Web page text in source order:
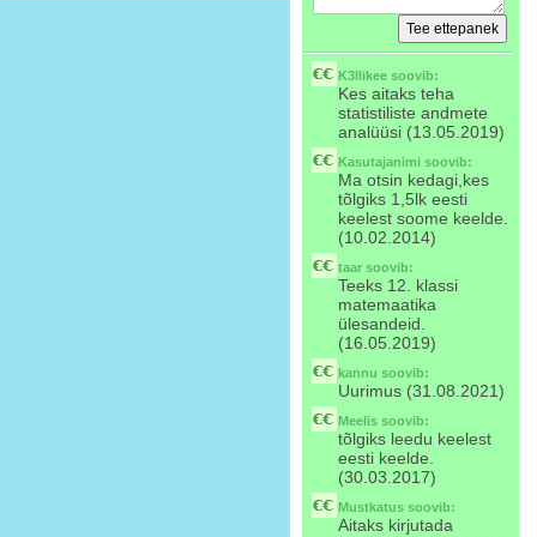
K3llikee soovib:
Kes aitaks teha
statistiliste andmete
analüüsi (13.05.2019)
Kasutajanimi soovib:
Ma otsin kedagi,kes
tõlgiks 1,5lk eesti
keelest soome keelde.
(10.02.2014)
taar soovib:
Teeks 12. klassi
matemaatika
ülesandeid.
(16.05.2019)
kannu soovib:
Uurimus (31.08.2021)
Meelis soovib:
tõlgiks leedu keelest
eesti keelde.
(30.03.2017)
Mustkatus soovib:
Aitaks kirjutada